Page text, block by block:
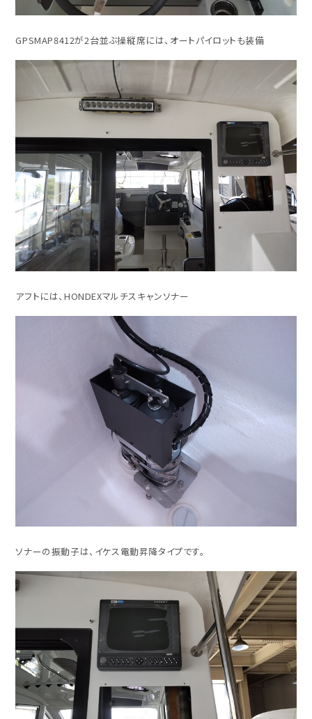
GPSMAP8412が2台並ぶ操縦席には、オートパイロットも装備
アフトには、HONDEXマルチスキャンソナー
ソナーの振動子は、イケス電動昇降タイプです。